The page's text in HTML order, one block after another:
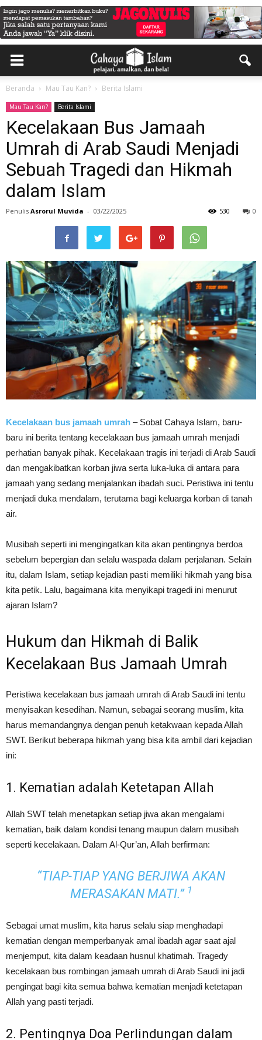
Beranda Mau Tau Kan? Berita Islami
Mau Tau Kan? Berita Islami
Kecelakaan Bus Jamaah
Umrah di Arab Saudi Menjadi
Sebuah Tragedi dan Hikmah
dalam Islam
Penulis Asrorul Muvida - 03/22/2025 0
530
Kecelakaan bus jamaah umrah – Sobat Cahaya Islam, baru-
baru ini berita tentang kecelakaan bus jamaah umrah menjadi
perhatian banyak pihak. Kecelakaan tragis ini terjadi di Arab Saudi
dan mengakibatkan korban jiwa serta luka-luka di antara para
jamaah yang sedang menjalankan ibadah suci. Peristiwa ini tentu
menjadi duka mendalam, terutama bagi keluarga korban di tanah
air.
Musibah seperti ini mengingatkan kita akan pentingnya berdoa
sebelum bepergian dan selalu waspada dalam perjalanan. Selain
itu, dalam Islam, setiap kejadian pasti memiliki hikmah yang bisa
kita petik. Lalu, bagaimana kita menyikapi tragedi ini menurut
ajaran Islam?
Hukum dan Hikmah di Balik
Kecelakaan Bus Jamaah Umrah
Peristiwa kecelakaan bus jamaah umrah di Arab Saudi ini tentu
menyisakan kesedihan. Namun, sebagai seorang muslim, kita
harus memandangnya dengan penuh ketakwaan kepada Allah
SWT. Berikut beberapa hikmah yang bisa kita ambil dari kejadian
ini:
1. Kematian adalah Ketetapan Allah
Allah SWT telah menetapkan setiap jiwa akan mengalami
kematian, baik dalam kondisi tenang maupun dalam musibah
seperti kecelakaan. Dalam Al-Qur’an, Allah berfirman:
“TIAP-TIAP YANG BERJIWA AKAN
MERASAKAN MATI.” 1
Sebagai umat muslim, kita harus selalu siap menghadapi
kematian dengan memperbanyak amal ibadah agar saat ajal
menjemput, kita dalam keadaan husnul khatimah. Tragedy
kecelakaan bus rombingan jamaah umrah di Arab Saudi ini jadi
pengingat bagi kita semua bahwa kematian menjadi ketetapan
Allah yang pasti terjadi.
2. Pentingnya Doa Perlindungan dalam